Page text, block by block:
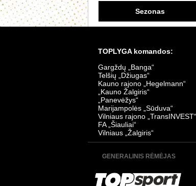
Sezonas
TOPLYGA komandos:
Gargždų „Banga“
Telšių „Džiugas“
Kauno rajono „Hegelmann“
„Kauno Žalgiris“
„Panevėžys“
Marijampolės „Sūduva“
Vilniaus rajono „TransINVEST“
FA „Šiauliai“
Vilniaus „Žalgiris“
GENERALINIS RĖMĖJAS